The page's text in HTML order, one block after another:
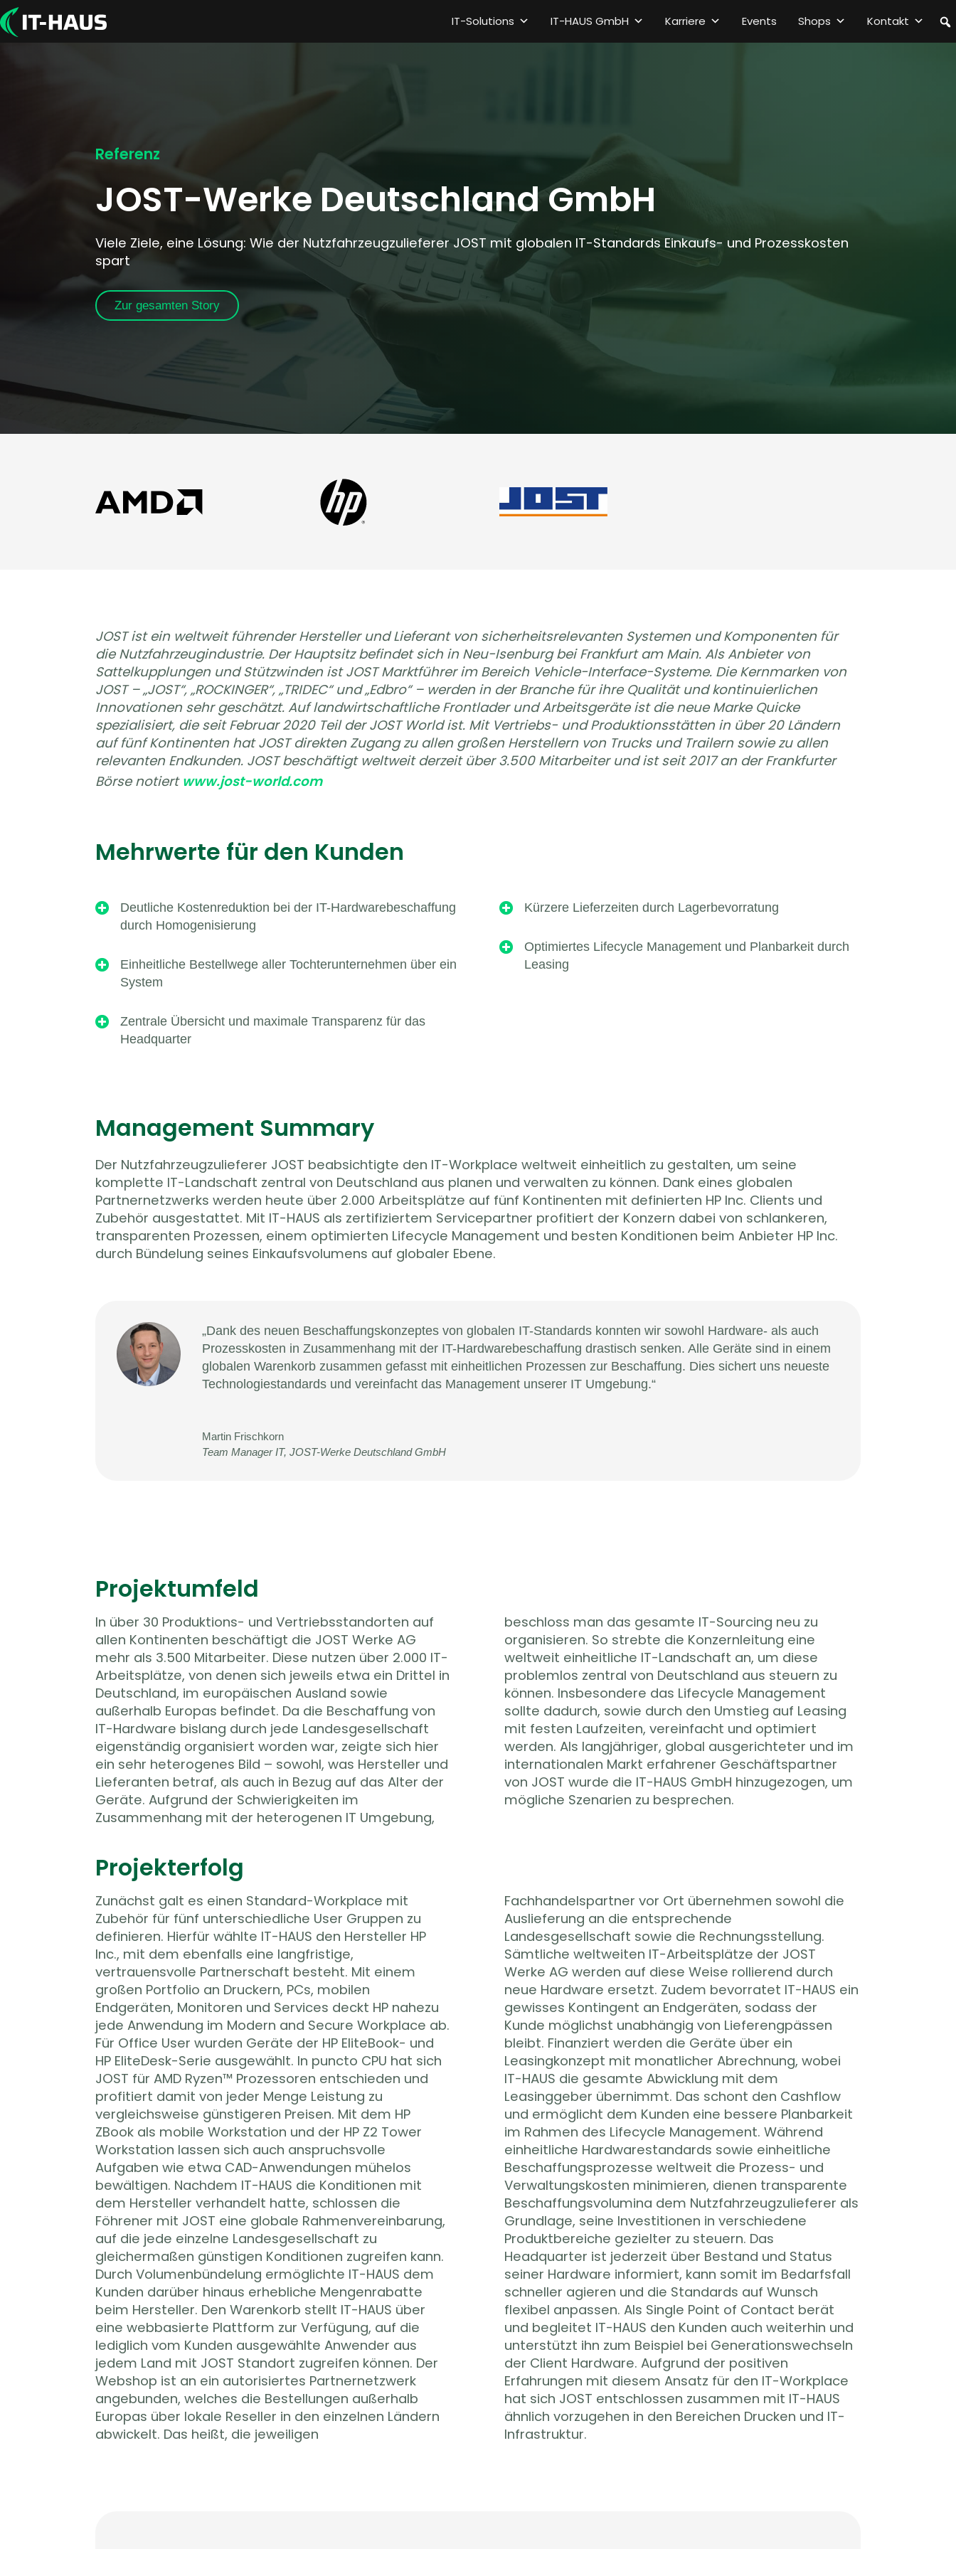
IT-Solutions IT-HAUS GmbH Karriere Events Shops Kontakt
Referenz
JOST-Werke Deutschland GmbH
Viele Ziele, eine Lösung: Wie der Nutzfahrzeugzulieferer JOST mit globalen IT-Standards Einkaufs- und Prozesskosten
spart
Zur gesamten Story
JOST ist ein weltweit führender Hersteller und Lieferant von sicherheitsrelevanten Systemen und Komponenten für
die Nutzfahrzeugindustrie. Der Hauptsitz befindet sich in Neu-Isenburg bei Frankfurt am Main. Als Anbieter von
Sattelkupplungen und Stützwinden ist JOST Marktführer im Bereich Vehicle-Interface-Systeme. Die Kernmarken von
JOST – „JOST“, „ROCKINGER“, „TRIDEC“ und „Edbro“ – werden in der Branche für ihre Qualität und kontinuierlichen
Innovationen sehr geschätzt. Auf landwirtschaftliche Frontlader und Arbeitsgeräte ist die neue Marke Quicke
spezialisiert, die seit Februar 2020 Teil der JOST World ist. Mit Vertriebs- und Produktionsstätten in über 20 Ländern
auf fünf Kontinenten hat JOST direkten Zugang zu allen großen Herstellern von Trucks und Trailern sowie zu allen
relevanten Endkunden. JOST beschäftigt weltweit derzeit über 3.500 Mitarbeiter und ist seit 2017 an der Frankfurter
Börse notiert www.jost-world.com
Mehrwerte für den Kunden

Deutliche Kostenreduktion bei der IT-Hardwarebeschaffung
durch Homogenisierung

Einheitliche Bestellwege aller Tochterunternehmen über ein
System

Zentrale Übersicht und maximale Transparenz für das
Headquarter
 Kürzere Lieferzeiten durch Lagerbevorratung

Optimiertes Lifecycle Management und Planbarkeit durch
Leasing
Management Summary
Der Nutzfahrzeugzulieferer JOST beabsichtigte den IT-Workplace weltweit einheitlich zu gestalten, um seine
komplette IT-Landschaft zentral von Deutschland aus planen und verwalten zu können. Dank eines globalen
Partnernetzwerks werden heute über 2.000 Arbeitsplätze auf fünf Kontinenten mit definierten HP Inc. Clients und
Zubehör ausgestattet. Mit IT-HAUS als zertifiziertem Servicepartner profitiert der Konzern dabei von schlankeren,
transparenten Prozessen, einem optimierten Lifecycle Management und besten Konditionen beim Anbieter HP Inc.
durch Bündelung seines Einkaufsvolumens auf globaler Ebene.
„Dank des neuen Beschaffungskonzeptes von globalen IT-Standards konnten wir sowohl Hardware- als auch
Prozesskosten in Zusammenhang mit der IT-Hardwarebeschaffung drastisch senken. Alle Geräte sind in einem
globalen Warenkorb zusammen gefasst mit einheitlichen Prozessen zur Beschaffung. Dies sichert uns neueste
Technologiestandards und vereinfacht das Management unserer IT Umgebung.“
Martin Frischkorn
Team Manager IT, JOST-Werke Deutschland GmbH
Projektumfeld
In über 30 Produktions- und Vertriebsstandorten auf
allen Kontinenten beschäftigt die JOST Werke AG
mehr als 3.500 Mitarbeiter. Diese nutzen über 2.000 IT-
Arbeitsplätze, von denen sich jeweils etwa ein Drittel in
Deutschland, im europäischen Ausland sowie
außerhalb Europas befindet. Da die Beschaffung von
IT-Hardware bislang durch jede Landesgesellschaft
eigenständig organisiert worden war, zeigte sich hier
ein sehr heterogenes Bild – sowohl, was Hersteller und
Lieferanten betraf, als auch in Bezug auf das Alter der
Geräte. Aufgrund der Schwierigkeiten im
Zusammenhang mit der heterogenen IT Umgebung,
beschloss man das gesamte IT-Sourcing neu zu
organisieren. So strebte die Konzernleitung eine
weltweit einheitliche IT-Landschaft an, um diese
problemlos zentral von Deutschland aus steuern zu
können. Insbesondere das Lifecycle Management
sollte dadurch, sowie durch den Umstieg auf Leasing
mit festen Laufzeiten, vereinfacht und optimiert
werden. Als langjähriger, global ausgerichteter und im
internationalen Markt erfahrener Geschäftspartner
von JOST wurde die IT-HAUS GmbH hinzugezogen, um
mögliche Szenarien zu besprechen.
Projekterfolg
Zunächst galt es einen Standard-Workplace mit
Zubehör für fünf unterschiedliche User Gruppen zu
definieren. Hierfür wählte IT-HAUS den Hersteller HP
Inc., mit dem ebenfalls eine langfristige,
vertrauensvolle Partnerschaft besteht. Mit einem
großen Portfolio an Druckern, PCs, mobilen
Endgeräten, Monitoren und Services deckt HP nahezu
jede Anwendung im Modern and Secure Workplace ab.
Für Office User wurden Geräte der HP EliteBook- und
HP EliteDesk-Serie ausgewählt. In puncto CPU hat sich
JOST für AMD Ryzen™ Prozessoren entschieden und
profitiert damit von jeder Menge Leistung zu
vergleichsweise günstigeren Preisen. Mit dem HP
ZBook als mobile Workstation und der HP Z2 Tower
Workstation lassen sich auch anspruchsvolle
Aufgaben wie etwa CAD-Anwendungen mühelos
bewältigen. Nachdem IT-HAUS die Konditionen mit
dem Hersteller verhandelt hatte, schlossen die
Föhrener mit JOST eine globale Rahmenvereinbarung,
auf die jede einzelne Landesgesellschaft zu
gleichermaßen günstigen Konditionen zugreifen kann.
Durch Volumenbündelung ermöglichte IT-HAUS dem
Kunden darüber hinaus erhebliche Mengenrabatte
beim Hersteller. Den Warenkorb stellt IT-HAUS über
eine webbasierte Plattform zur Verfügung, auf die
lediglich vom Kunden ausgewählte Anwender aus
jedem Land mit JOST Standort zugreifen können. Der
Webshop ist an ein autorisiertes Partnernetzwerk
angebunden, welches die Bestellungen außerhalb
Europas über lokale Reseller in den einzelnen Ländern
abwickelt. Das heißt, die jeweiligen
Fachhandelspartner vor Ort übernehmen sowohl die
Auslieferung an die entsprechende
Landesgesellschaft sowie die Rechnungsstellung.
Sämtliche weltweiten IT-Arbeitsplätze der JOST
Werke AG werden auf diese Weise rollierend durch
neue Hardware ersetzt. Zudem bevorratet IT-HAUS ein
gewisses Kontingent an Endgeräten, sodass der
Kunde möglichst unabhängig von Lieferengpässen
bleibt. Finanziert werden die Geräte über ein
Leasingkonzept mit monatlicher Abrechnung, wobei
IT-HAUS die gesamte Abwicklung mit dem
Leasinggeber übernimmt. Das schont den Cashflow
und ermöglicht dem Kunden eine bessere Planbarkeit
im Rahmen des Lifecycle Management. Während
einheitliche Hardwarestandards sowie einheitliche
Beschaffungsprozesse weltweit die Prozess- und
Verwaltungskosten minimieren, dienen transparente
Beschaffungsvolumina dem Nutzfahrzeugzulieferer als
Grundlage, seine Investitionen in verschiedene
Produktbereiche gezielter zu steuern. Das
Headquarter ist jederzeit über Bestand und Status
seiner Hardware informiert, kann somit im Bedarfsfall
schneller agieren und die Standards auf Wunsch
flexibel anpassen. Als Single Point of Contact berät
und begleitet IT-HAUS den Kunden auch weiterhin und
unterstützt ihn zum Beispiel bei Generationswechseln
der Client Hardware. Aufgrund der positiven
Erfahrungen mit diesem Ansatz für den IT-Workplace
hat sich JOST entschlossen zusammen mit IT-HAUS
ähnlich vorzugehen in den Bereichen Drucken und IT-
Infrastruktur.